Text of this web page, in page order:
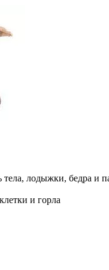
лодыжки, бедра и
и горла